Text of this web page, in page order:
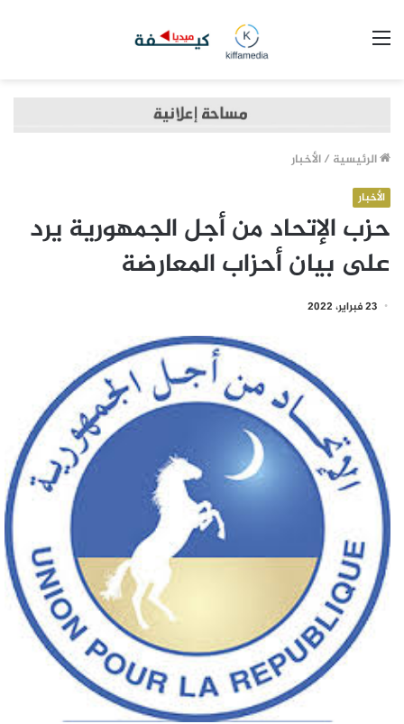
الرئيسية /الأخبار
الأخبار
حزب الإتحاد من أجل الجمهورية يرد
على بيان أحزاب المعارضة
23 فبراير، 2022